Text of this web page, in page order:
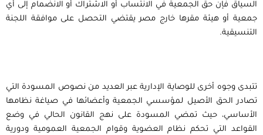
السياق فإن حق الجمعية في الانتساب أو الاشتراك أو الانضمام إلى أي
جمعية أو هيئة مقرها خارج مصر يقتضي التحصل على موافقة اللجنة
التنسيقية.
تتبدى وجوه أخرى للوصاية الإدارية عبر العديد من نصوص المسودة التي
تصادر الحق الأصيل لمؤسسي الجمعية وأعضائها في صياغة نظامها
الأساسي، حيث تمضي المسودة على نهج القانون الحالي في وضع
القواعد التي تحكم نظام العضوية وقوام الجمعية العمومية ودورية